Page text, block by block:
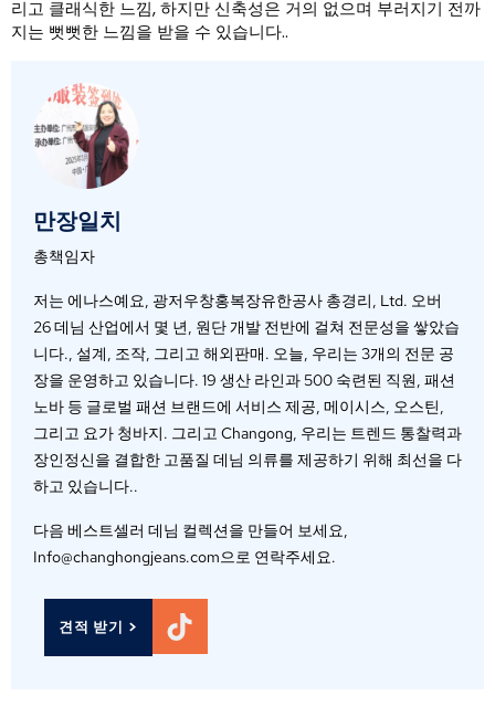
리고 클래식한 느낌, 하지만 신축성은 거의 없으며 부러지기 전까
지는 뻣뻣한 느낌을 받을 수 있습니다..
만장일치
총책임자
저는 에나스예요, 광저우창홍복장유한공사 총경리, Ltd. 오버
26 데님 산업에서 몇 년, 원단 개발 전반에 걸쳐 전문성을 쌓았습
니다., 설계, 조작, 그리고 해외판매. 오늘, 우리는 3개의 전문 공
장을 운영하고 있습니다. 19 생산 라인과 500 숙련된 직원, 패션
노바 등 글로벌 패션 브랜드에 서비스 제공, 메이시스, 오스틴,
그리고 요가 청바지. 그리고 Changong, 우리는 트렌드 통찰력과
장인정신을 결합한 고품질 데님 의류를 제공하기 위해 최선을 다
하고 있습니다..
다음 베스트셀러 데님 컬렉션을 만들어 보세요,
Info@changhongjeans.com으로 연락주세요.
견적 받기 >